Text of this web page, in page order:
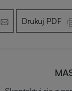
Drukuj PDF